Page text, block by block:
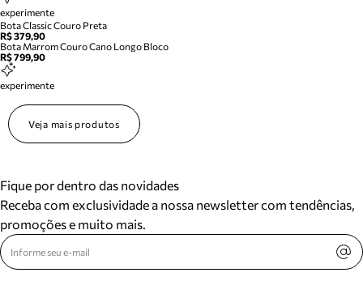
experimente
Bota Classic Couro Preta
R$ 379,90
Bota Marrom Couro Cano Longo Bloco
R$ 799,90
experimente
Veja mais produtos
Fique por dentro das novidades
Receba com exclusividade a nossa newsletter com tendências,
promoções e muito mais.